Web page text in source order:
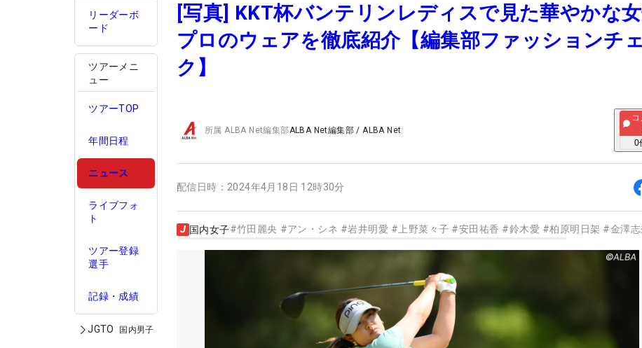
リーダーボ
ード
ツアーメニ
ュー
ツアーTOP
年間日程
ニュース
ライブフォ
ト
ツアー登録
選手
記録・成績
JGTO 国内男子
[写真] KKT杯バンテリンレディスで見た華やかな
プロのウェアを徹底紹介【編集部ファッションチ
ク】
所属ALBA Net編集部ALBA Net編集部 /ALBA Net
コ
0
配信日時： 2024年4月18日 12時30分
国内女子#竹田麗央 #アン・シネ #岩井明愛 # 上野菜々子 #安田祐香 #鈴木愛 #柏原明日架 #金澤志